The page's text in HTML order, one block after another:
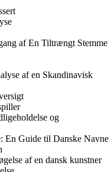
af En Tiltrængt Stemme
af en Skandinavisk
og
En Guide til Danske Navne
af en dansk kunstner